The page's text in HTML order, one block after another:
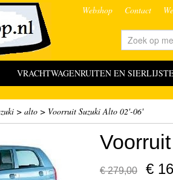
Webshop Contact
VRACHTWAGENRUITEN EN
> alto > Voorruit Suzuki Alto 02'-06'
€ 279,00 €